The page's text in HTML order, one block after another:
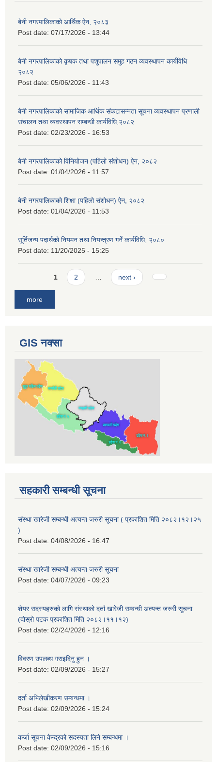
बेनी नगरपालिकाको आर्थिक ऐन, २०८३
Post date: 07/17/2026 - 13:44
बेनी नगरपालिकाको कृषक तथा पशुपालन समुह गठन व्यवस्थापन कार्यविधि
२०८२
Post date: 05/06/2026 - 11:43
बेनी नगरपालिकाको सामाजिक आर्थिक संकटासन्नता सूचना व्यवस्थापन प्रणाली
संचालन तथा व्यवस्थापन सम्बन्धी कार्यविधि,२०८२
Post date: 02/23/2026 - 16:53
बेनी नगरपालिकाको विनियोजन (पहिलो संशोधन) ऐन, २०८२
Post date: 01/04/2026 - 11:57
बेनी नगरपालिकाको शिक्षा (पहिलो संशोधन) ऐन, २०८२
Post date: 01/04/2026 - 11:53
सूर्तिजन्य पदार्थको नियमन तथा नियन्त्रण गर्ने कार्यविधि, २०८०
Post date: 11/20/2025 - 15:25
Pages1 2 next ›
more
GIS नक्सा
सहकारी सम्बन्धी सूचना
संस्था खारेजी सम्बन्धी अत्यन्त जरुरी सूचना ( प्रकाशित मिति २०८२।१२।२५
)
Post date: 04/08/2026 - 16:47
संस्था खारेजी सम्बन्धी अत्यन्त जरुरी सूचना
Post date: 04/07/2026 - 09:23
शेयर सदस्यहरुको लागि संस्थाको दर्ता खारेजी सम्वन्धी अत्यन्त जरुरी सूचना
(दोस्रो पटक प्रकाशित मिति २०८२।११।१२)
Post date: 02/24/2026 - 12:16
विवरण उपलब्ध गराइदिनु हुन ।
Post date: 02/09/2026 - 15:27
दर्ता अभिलेखीकरण सम्बन्धमा ।
Post date: 02/09/2026 - 15:24
कर्जा सूचना केन्द्रको सदस्यता लिने सम्बन्धमा ।
Post date: 02/09/2026 - 15:16